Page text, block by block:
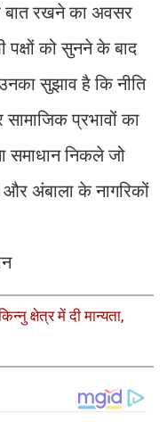
बात रखने का अवसर
पक्षों को सुनने के बाद
सुझाव है कि नीति
प्रभावों का
समाधान निकले जो
और अंबाला के नागरिकों
क्षेत्र में दी मान्यता,